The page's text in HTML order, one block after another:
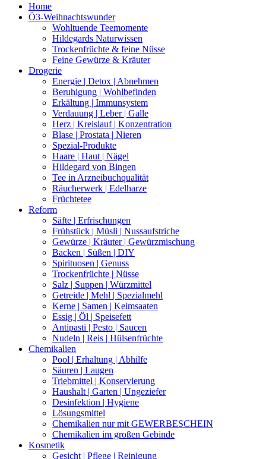
Home
Ö3-Weihnachtswunder
Wohltuende Teemomente
Hildegards Naturwissen
Trockenfrüchte & feine Nüsse
Feine Gewürze & Kräuter
Drogerie
Energie | Detox | Abnehmen
Beruhigung | Wohlbefinden
Erkältung | Immunsystem
Verdauung | Leber | Galle
Herz | Kreislauf | Konzentration
Blase | Prostata | Nieren
Spezial-Produkte
Haare | Haut | Nägel
Hildegard von Bingen
Tee in Arzneibuchqualität
Räucherwerk | Edelharze
Früchtetee
Reform
Säfte | Erfrischungen
Frühstück | Müsli | Nussaufstriche
Gewürze | Kräuter | Gewürzmischung
Backen | Süßen | DIY
Spirituosen | Genuss
Trockenfrüchte | Nüsse
Salz | Suppen | Würzmittel
Getreide | Mehl | Spezialmehl
Kerne | Samen | Keimsaaten
Essig | Öl | Speisefett
Antipasti | Pesto | Saucen
Nudeln | Reis | Hülsenfrüchte
Chemikalien
Pool | Erhaltung | Abhilfe
Säuren | Laugen
Triebmittel | Konservierung
Haushalt | Garten | Ungeziefer
Desinfektion | Hygiene
Lösungsmittel
Chemikalien nur mit GEWERBESCHEIN
Chemikalien im großen Gebinde
Kosmetik
Gesicht | Pflege | Reinigung